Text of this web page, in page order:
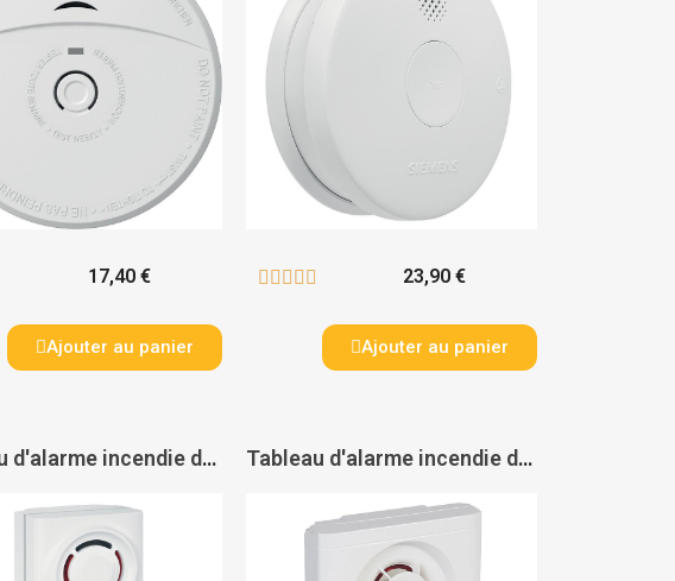
17,40 €
Ajouter au panier
     23,90 €
Ajouter au panier
Tableau d'alarme incendie de type 4 à pile - LEGRAND Tableau d'alarme incendie de type 4 - 1 boucle - URA